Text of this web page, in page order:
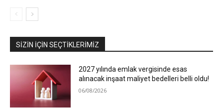
SIZIN İÇIN SEÇTIKLERIMIZ
2027 yılında emlak vergisinde esas
alınacak inşaat maliyet bedelleri belli oldu!
06/08/2026